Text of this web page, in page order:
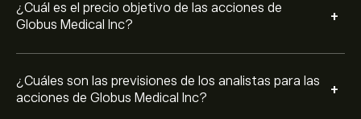
¿Cuál es el precio objetivo de las acciones de
Globus Medical Inc?
+
¿Cuáles son las previsiones de los analistas para las
acciones de Globus Medical Inc?
+